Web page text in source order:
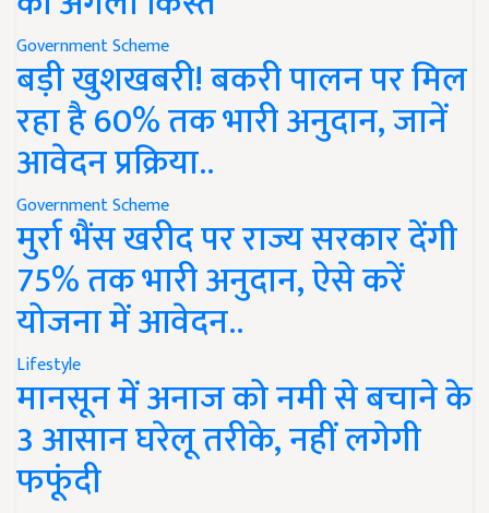
Government Scheme
बड़ी खुशखबरी! बकरी पालन पर मिल
रहा है 60% तक भारी अनुदान, जानें
आवेदन प्रक्रिया..
Government Scheme
मुर्रा भैंस खरीद पर राज्य सरकार देंगी
75% तक भारी अनुदान, ऐसे करें
योजना में आवेदन..
Lifestyle
मानसून में अनाज को नमी से बचाने के
3 आसान घरेलू तरीके, नहीं लगेगी
फफूंदी